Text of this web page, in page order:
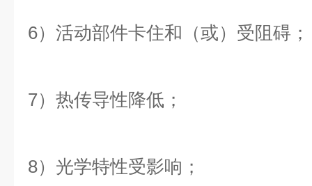
6）活动部件卡住和（或）受阻碍；
7）热传导性降低；
8）光学特性受影响；